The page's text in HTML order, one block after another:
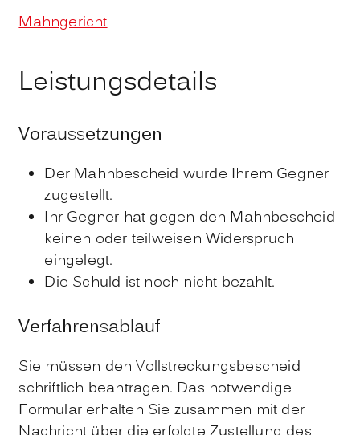
Mahngericht
Leistungsdetails
Voraussetzungen
Der Mahnbescheid wurde Ihrem Gegner
zugestellt.
Ihr Gegner hat gegen den Mahnbescheid
keinen oder teilweisen Widerspruch
eingelegt.
Die Schuld ist noch nicht bezahlt.
Verfahrensablauf
Sie müssen den Vollstreckungsbescheid
schriftlich beantragen. Das notwendige
Formular erhalten Sie zusammen mit der